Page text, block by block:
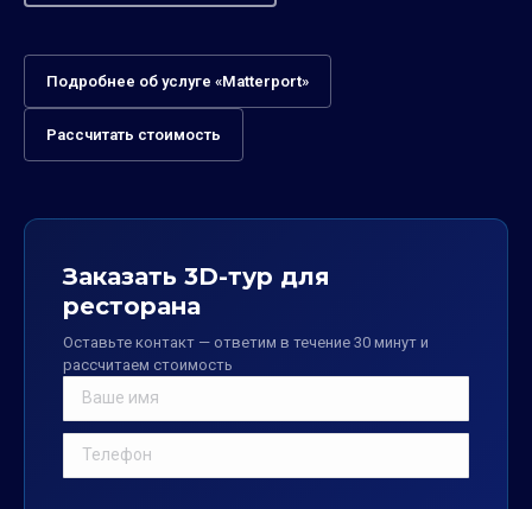
Подробнее об услуге «Matterport»
Рассчитать стоимость
Заказать 3D-тур для
ресторана
Оставьте контакт — ответим в течение 30 минут и
рассчитаем стоимость